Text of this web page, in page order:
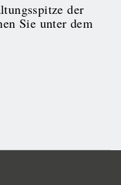
der
Sie unter dem